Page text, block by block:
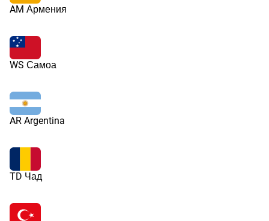
AM Армения
WS Самоа
AR Argentina
TD Чад